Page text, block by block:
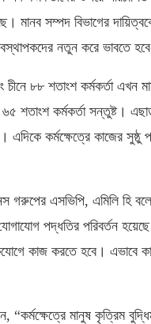
মানব সম্পদ বিভাগের
নতুন করে ভাবতে
৮৮ শতাংশ কর্মকর্তা এখন
শতাংশ কর্মকর্তা সন্তুষ্ট।
কর্মক্ষেত্রে কাজের সুষ্ঠু
গরুপের এসভিপি, এমিলি হি
পদ্ধতির পরিবর্তন
কাজ করতে হবে। এভাবে
“কর্মক্ষেত্রে মানুষ কৃত্রিম